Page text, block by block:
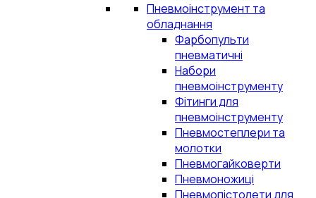
Пневмоінструмент та
обладнання
Фарбопульти
пневматичні
Набори
пневмоінструменту
Фітинги для
пневмоінструменту
Пневмостеплери та
молотки
Пневмогайковерти
Пневмоножиці
Пневмопістолети для